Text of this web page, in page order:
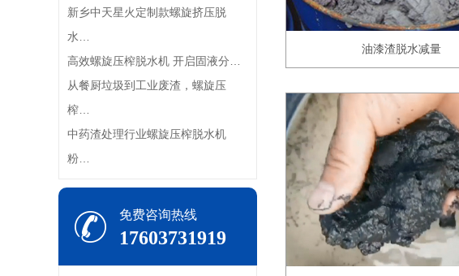
新乡中天星火定制款螺旋挤压脱
水…
高效螺旋压榨脱水机 开启固液分…
从餐厨垃圾到工业废渣，螺旋压
榨…
中药渣处理行业螺旋压榨脱水机
粉…
免费咨询热线
17603731919
油漆渣脱水减量